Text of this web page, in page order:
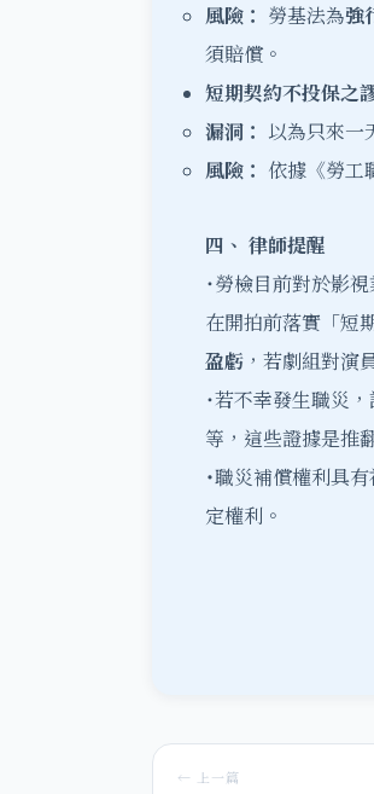
風險： 勞基法為強
須賠償。
短期契約不投保之
漏洞： 以為只來一
風險： 依據《勞工
四、 律師提醒
˙勞檢目前對於影
在開拍前落實「短
盈虧 ，若劇組對演
˙若不幸發生職災
等，這些證據是推
˙職災補償權利具
定權利。
← 上一篇